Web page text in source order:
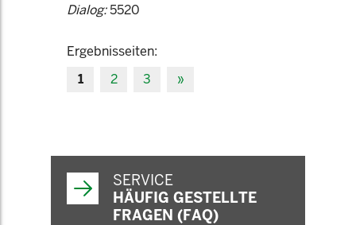
Dialog:5520
Ergebnisseiten:
1
2 3 »
SERVICE
HÄUFIG GESTELLTE
FRAGEN (FAQ)